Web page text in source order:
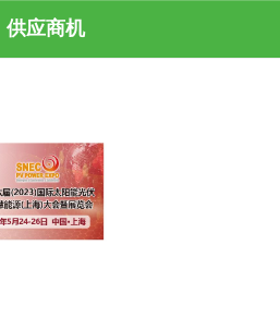
供应商机